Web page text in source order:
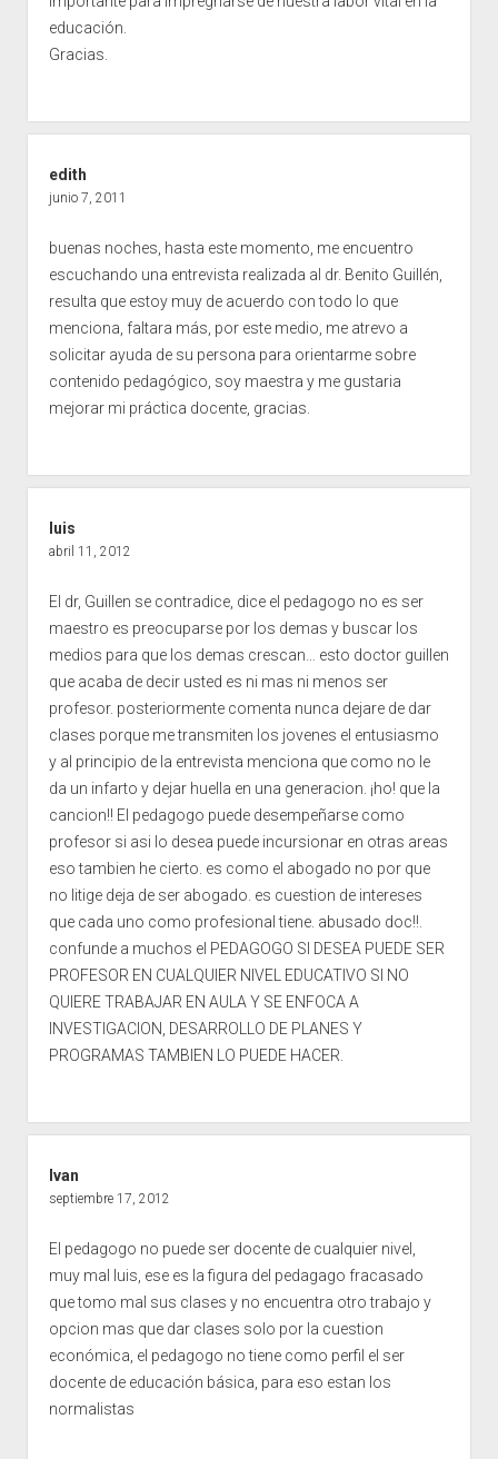
educación.
Gracias.
edith
junio 7, 2011
buenas noches, hasta este momento, me encuentro
escuchando una entrevista realizada al dr. Benito Guillén,
resulta que estoy muy de acuerdo con todo lo que
menciona, faltara más, por este medio, me atrevo a
solicitar ayuda de su persona para orientarme sobre
contenido pedagógico, soy maestra y me gustaria
mejorar mi práctica docente, gracias.
luis
abril 11, 2012
El dr, Guillen se contradice, dice el pedagogo no es ser
maestro es preocuparse por los demas y buscar los
medios para que los demas crescan… esto doctor guillen
que acaba de decir usted es ni mas ni menos ser
profesor. posteriormente comenta nunca dejare de dar
clases porque me transmiten los jovenes el entusiasmo
y al principio de la entrevista menciona que como no le
da un infarto y dejar huella en una generacion. ¡ho! que la
cancion!! El pedagogo puede desempeñarse como
profesor si asi lo desea puede incursionar en otras areas
eso tambien he cierto. es como el abogado no por que
no litige deja de ser abogado. es cuestion de intereses
que cada uno como profesional tiene. abusado doc!!.
confunde a muchos el PEDAGOGO SI DESEA PUEDE SER
PROFESOR EN CUALQUIER NIVEL EDUCATIVO SI NO
QUIERE TRABAJAR EN AULA Y SE ENFOCA A
INVESTIGACION, DESARROLLO DE PLANES Y
PROGRAMAS TAMBIEN LO PUEDE HACER.
Ivan
septiembre 17, 2012
El pedagogo no puede ser docente de cualquier nivel,
muy mal luis, ese es la figura del pedagago fracasado
que tomo mal sus clases y no encuentra otro trabajo y
opcion mas que dar clases solo por la cuestion
económica, el pedagogo no tiene como perfil el ser
docente de educación básica, para eso estan los
normalistas